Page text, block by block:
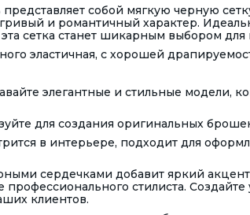
представляет собой мягкую черную
и романтичный характер.
сетка станет шикарным выбором
эластичная, с хорошей
элегантные и стильные модели,
для создания оригинальных
в интерьере, подходит для
сердечками добавит яркий
профессионального стилиста.
клиентов.